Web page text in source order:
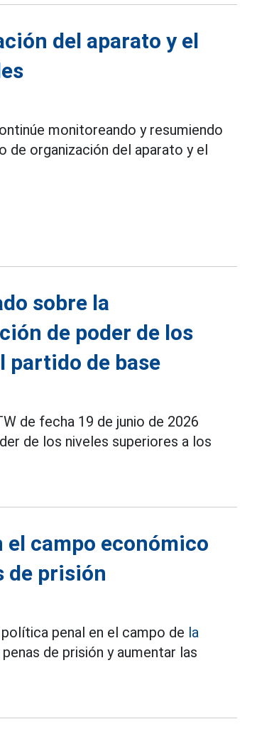
del aparato y el
monitoreando y resumiendo
de organización del aparato y el
sobre la
de poder de los
partido de base
de fecha 19 de junio de 2026
de los niveles superiores a los
campo económico
de prisión
penal en el campo de la
de prisión y aumentar las